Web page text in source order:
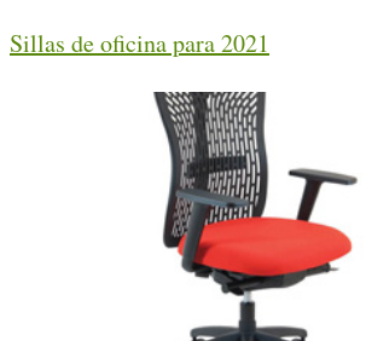
Sillas de oficina para 2021